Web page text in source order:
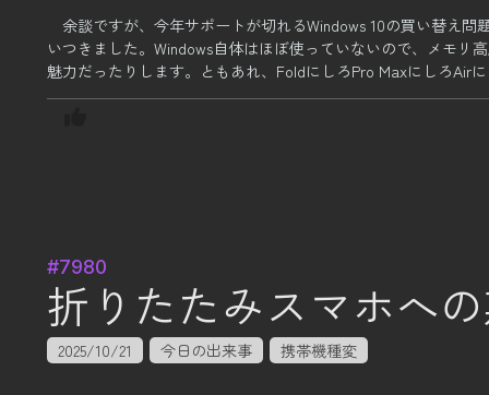
余談ですが、今年サポートが切れるWindows 10の買い替え問
いつきました。 Windows自体はほぼ使っていないので、メモ
魅力だったりします。 ともあれ、FoldにしろPro MaxにしろAir
#7980
折りたたみスマホへ
2025/10/21 今日の出来事 携帯機種変